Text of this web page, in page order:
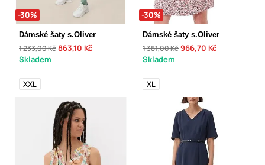
-30%
Dámské šaty s.Oliver
1 233,00 Kč863,10 Kč
Skladem
XXL
-30%
Dámské šaty s.Oliver
1 381,00 Kč966,70 Kč
Skladem
XL